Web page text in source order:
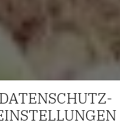
DATENSCHUTZ­